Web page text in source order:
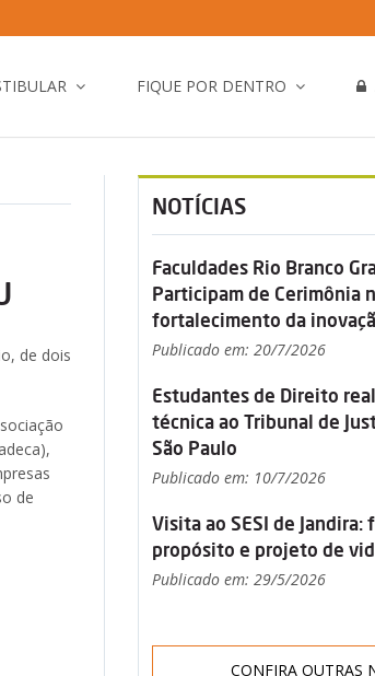
FIQUE POR DENTRO
de dois
de
NOTÍCIAS
Faculdades Rio Branco
Participam de Cerimônia
fortalecimento da
Publicado em: 20/7/2026
Estudantes de Direito
técnica ao Tribunal de
São Paulo
Publicado em: 10/7/2026
Visita ao SESI de Jandira:
propósito e projeto de
Publicado em: 29/5/2026
CONFIRA OUTRAS